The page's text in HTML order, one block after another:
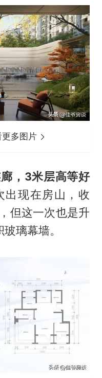
多图片
，3米层高等好
出现在房山，收
但这一次也是升
璃幕墙。